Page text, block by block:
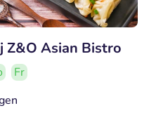
Z&O Asian Bistro
Fr